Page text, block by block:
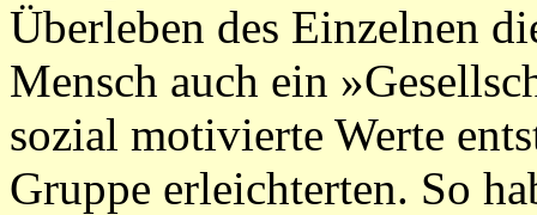
Überleben des Einzelnen
Mensch auch ein
sozial motivierte Werte
Gruppe erleichterten. So